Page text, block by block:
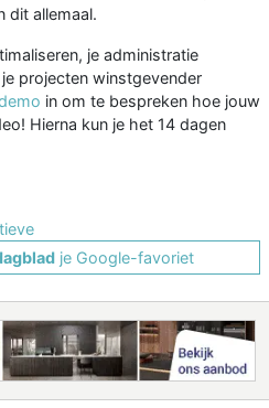
dit allemaal.
je administratie
projecten winstgevender
in om te bespreken hoe jouw
Hierna kun je het 14 dagen
je Google-favoriet